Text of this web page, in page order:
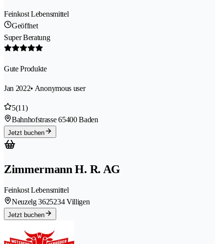
Feinkost Lebensmittel
Geöffnet
Super Beratung
Gute Produkte
Jan 2022• Anonymous user
5(11)
Bahnhofstrasse 65400 Baden
Jetzt buchen
Zimmermann H. R. AG
Feinkost Lebensmittel
Neuzelg 3625234 Villigen
Jetzt buchen